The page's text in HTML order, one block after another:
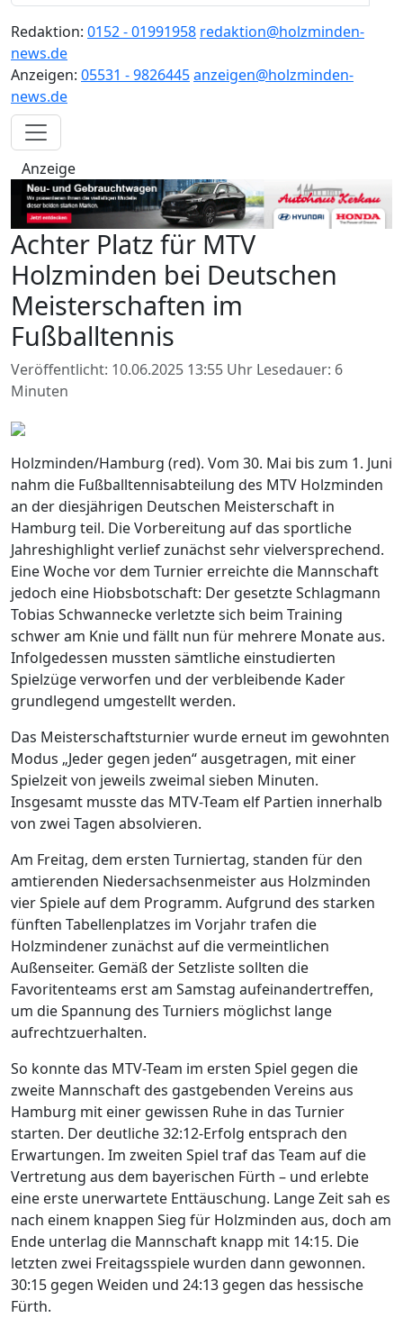
Redaktion: 0152 - 01991958 redaktion@holzminden-
news.de
Anzeigen: 05531 - 9826445anzeigen@holzminden-
news.de
Anzeige
Achter Platz für MTV
Holzminden bei Deutschen
Meisterschaften im
Fußballtennis
Veröffentlicht: 10.06.2025 13:55 Uhr Lesedauer: 6
Minuten
Holzminden/Hamburg (red). Vom 30. Mai bis zum 1. Juni
nahm die Fußballtennisabteilung des MTV Holzminden
an der diesjährigen Deutschen Meisterschaft in
Hamburg teil. Die Vorbereitung auf das sportliche
Jahreshighlight verlief zunächst sehr vielversprechend.
Eine Woche vor dem Turnier erreichte die Mannschaft
jedoch eine Hiobsbotschaft: Der gesetzte Schlagmann
Tobias Schwannecke verletzte sich beim Training
schwer am Knie und fällt nun für mehrere Monate aus.
Infolgedessen mussten sämtliche einstudierten
Spielzüge verworfen und der verbleibende Kader
grundlegend umgestellt werden.
Das Meisterschaftsturnier wurde erneut im gewohnten
Modus „Jeder gegen jeden“ ausgetragen, mit einer
Spielzeit von jeweils zweimal sieben Minuten.
Insgesamt musste das MTV-Team elf Partien innerhalb
von zwei Tagen absolvieren.
Am Freitag, dem ersten Turniertag, standen für den
amtierenden Niedersachsenmeister aus Holzminden
vier Spiele auf dem Programm. Aufgrund des starken
fünften Tabellenplatzes im Vorjahr trafen die
Holzmindener zunächst auf die vermeintlichen
Außenseiter. Gemäß der Setzliste sollten die
Favoritenteams erst am Samstag aufeinandertreffen,
um die Spannung des Turniers möglichst lange
aufrechtzuerhalten.
So konnte das MTV-Team im ersten Spiel gegen die
zweite Mannschaft des gastgebenden Vereins aus
Hamburg mit einer gewissen Ruhe in das Turnier
starten. Der deutliche 32:12-Erfolg entsprach den
Erwartungen. Im zweiten Spiel traf das Team auf die
Vertretung aus dem bayerischen Fürth – und erlebte
eine erste unerwartete Enttäuschung. Lange Zeit sah es
nach einem knappen Sieg für Holzminden aus, doch am
Ende unterlag die Mannschaft knapp mit 14:15. Die
letzten zwei Freitagsspiele wurden dann gewonnen.
30:15 gegen Weiden und 24:13 gegen das hessische
Fürth.